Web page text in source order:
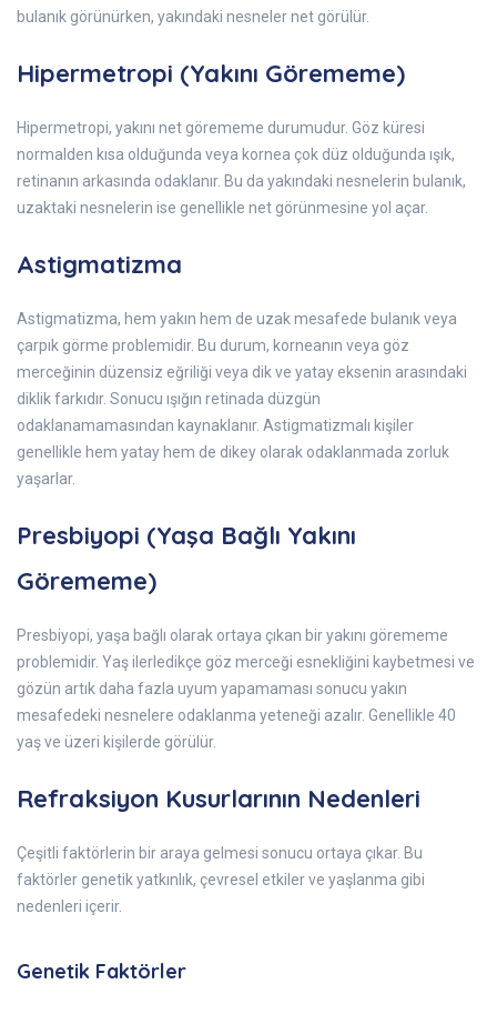
bulanık görünürken, yakındaki nesneler net görülür.
Hipermetropi (Yakını Görememe)
Hipermetropi, yakını net görememe durumudur. Göz küresi
normalden kısa olduğunda veya kornea çok düz olduğunda ışık,
retinanın arkasında odaklanır. Bu da yakındaki nesnelerin bulanık,
uzaktaki nesnelerin ise genellikle net görünmesine yol açar.
Astigmatizma
Astigmatizma, hem yakın hem de uzak mesafede bulanık veya
çarpık görme problemidir. Bu durum, korneanın veya göz
merceğinin düzensiz eğriliği veya dik ve yatay eksenin arasındaki
diklik farkıdır. Sonucu ışığın retinada düzgün
odaklanamamasından kaynaklanır. Astigmatizmalı kişiler
genellikle hem yatay hem de dikey olarak odaklanmada zorluk
yaşarlar.
Presbiyopi (Yaşa Bağlı Yakını
Görememe)
Presbiyopi, yaşa bağlı olarak ortaya çıkan bir yakını görememe
problemidir. Yaş ilerledikçe göz merceği esnekliğini kaybetmesi ve
gözün artık daha fazla uyum yapamaması sonucu yakın
mesafedeki nesnelere odaklanma yeteneği azalır. Genellikle 40
yaş ve üzeri kişilerde görülür.
Refraksiyon Kusurlarının Nedenleri
Çeşitli faktörlerin bir araya gelmesi sonucu ortaya çıkar. Bu
faktörler genetik yatkınlık, çevresel etkiler ve yaşlanma gibi
nedenleri içerir.
Genetik Faktörler